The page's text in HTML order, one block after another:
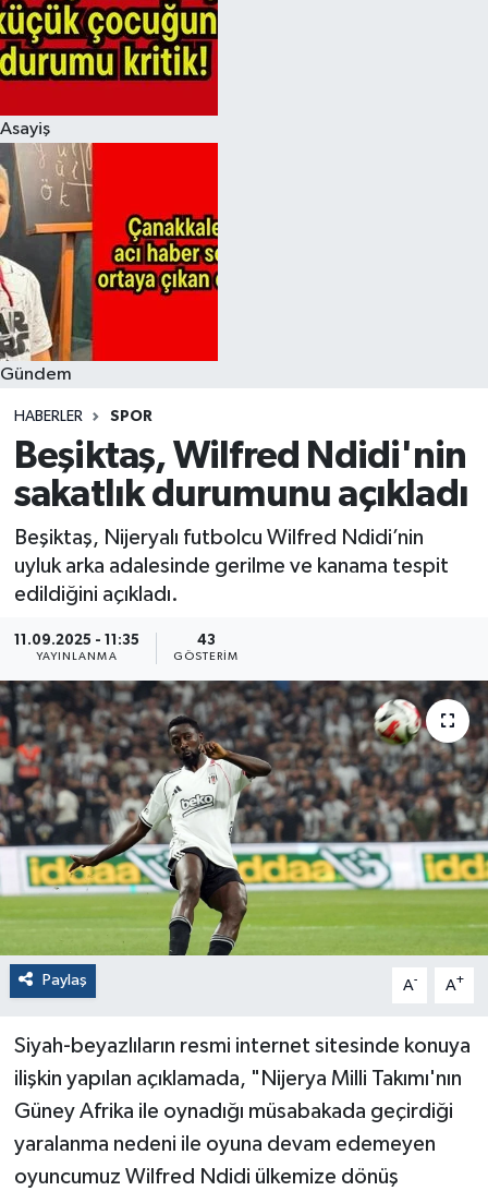
Asayiş
Gündem
HABERLER SPOR
Beşiktaş, Wilfred Ndidi'nin
sakatlık durumunu açıkladı
Beşiktaş, Nijeryalı futbolcu Wilfred Ndidi’nin
uyluk arka adalesinde gerilme ve kanama tespit
edildiğini açıkladı.
11.09.2025 - 11:35
YAYINLANMA
43
GÖSTERIM
Paylaş A- A+
Siyah-beyazlıların resmi internet sitesinde konuya
ilişkin yapılan açıklamada, "Nijerya Milli Takımı'nın
Güney Afrika ile oynadığı müsabakada geçirdiği
yaralanma nedeni ile oyuna devam edemeyen
oyuncumuz Wilfred Ndidi ülkemize dönüş